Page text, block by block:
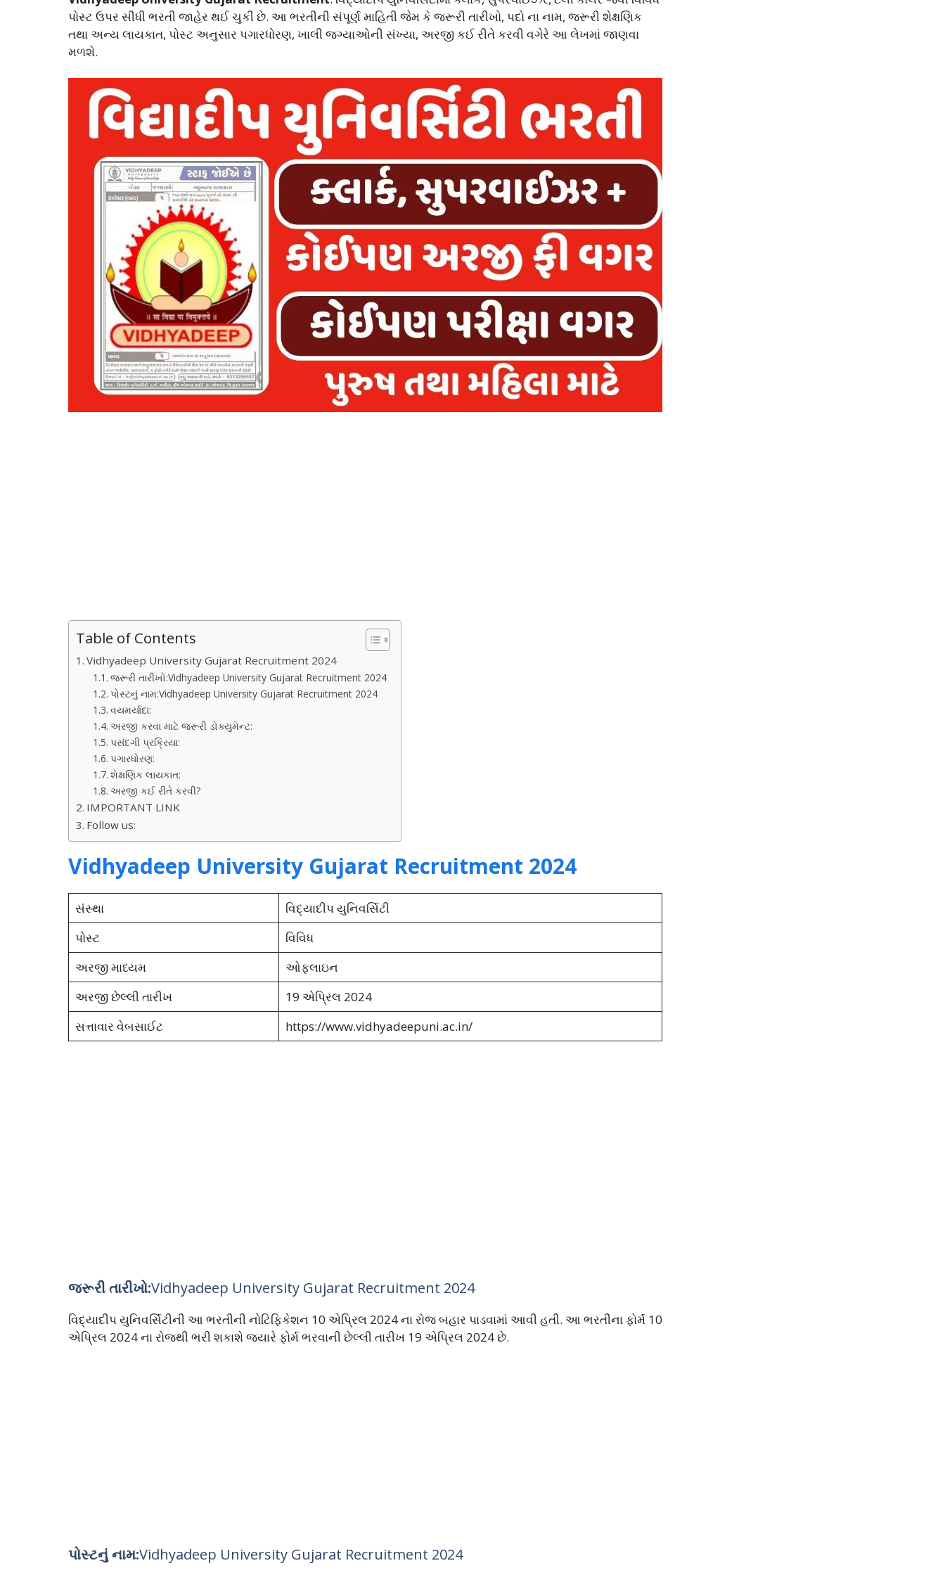
પોસ્ટ ઉપર સીધી ભરતી જાહેર થઈ ચુકી છે. આ ભરતીની સંપૂર્ણ માહિતી જેમ કે જરૂરી તારીખો, પદો ના નામ, જરૂરી શેક્ષણિક
તથા અન્ય લાયકાત, પોસ્ટ અનુસાર પગારધોરણ, ખાલી જગ્યાઓની સંખ્યા, અરજી કઈ રીતે કરવી વગેરે આ લેખમાં જાણવા
મળશે.
Table of Contents
Vidhyadeep University Gujarat Recruitment 2024
જરૂરી તારીખો:Vidhyadeep University Gujarat Recruitment 2024
પોસ્ટનું નામ:Vidhyadeep University Gujarat Recruitment 2024
વયમર્યાદા:
અરજી કરવા માટે જરૂરી ડોક્યુમેન્ટ:
પસંદગી પ્રક્રિયા:
પગારધોરણ:
શેક્ષણિક લાયકાત:
અરજી કઈ રીતે કરવી?
IMPORTANT LINK
Follow us:
Vidhyadeep University Gujarat Recruitment 2024
સંસ્થા
વિદ્યાદીપ યુનિવર્સિટી
પોસ્ટ
વિવિધ
અરજી માધ્યમ
ઓફલાઇન
અરજી છેલ્લી તારીખ
19 એપ્રિલ 2024
સત્તાવાર વેબસાઈટ
https://www.vidhyadeepuni.ac.in/
જરૂરી તારીખો:Vidhyadeep University Gujarat Recruitment 2024
વિદ્યાદીપ યુનિવર્સિટીની આ ભરતીની નોટિફિકેશન 10 એપ્રિલ 2024 ના રોજ બહાર પાડવામાં આવી હતી. આ ભરતીના ફોર્મ 10
એપ્રિલ 2024 ના રોજથી ભરી શકાશે જયારે ફોર્મ ભરવાની છેલ્લી તારીખ 19 એપ્રિલ 2024 છે.
પોસ્ટનું નામ:Vidhyadeep University Gujarat Recruitment 2024